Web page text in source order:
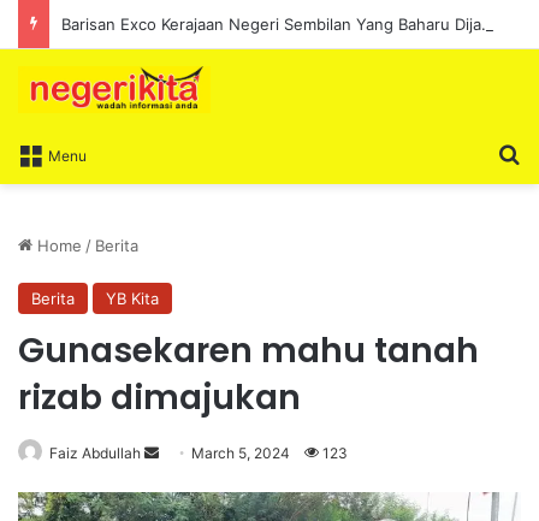
Barisan Exco Kerajaan Negeri Sembilan Yang Baharu Dijangka Angkat Sumpah Di Istana Seri Menanti Esok
Menu
Home / Berita
Berita YB Kita
Gunasekaren mahu tanah
rizab dimajukan
Faiz Abdullah
n
March 5, 2024 123